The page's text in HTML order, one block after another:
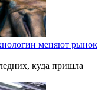
меняют рынок
куда пришла